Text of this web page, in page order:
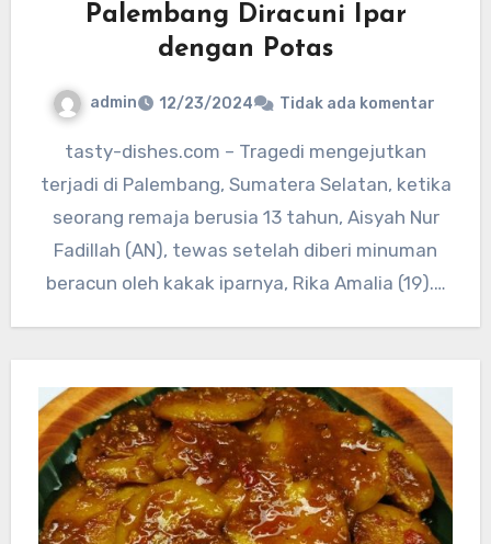
Palembang Diracuni Ipar
dengan Potas
admin 12/23/2024 Tidak ada komentar
tasty-dishes.com – Tragedi mengejutkan
terjadi di Palembang, Sumatera Selatan, ketika
seorang remaja berusia 13 tahun, Aisyah Nur
Fadillah (AN), tewas setelah diberi minuman
beracun oleh kakak iparnya, Rika Amalia (19).…